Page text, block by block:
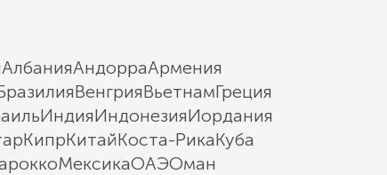
АлбанияАндорраАрмения
ВенгрияВьетнамГреция
ИндияИндонезияИордания
КипрКитайКоста-РикаКуба
МексикаОАЭОман